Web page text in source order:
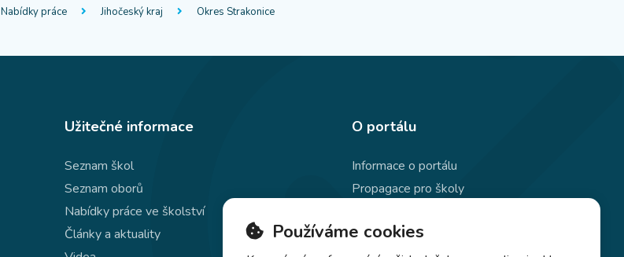
Nabídky práce Jihočeský kraj Okres Strakonice
Užitečné informace
Seznam škol
Seznam oborů
Nabídky práce ve školství
Články a aktuality
O portálu
Informace o portálu
Propagace pro školy
Používání souborů cookie
Používáme cookies